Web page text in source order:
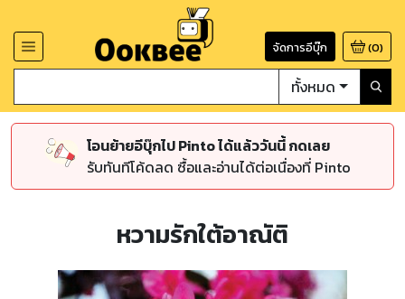
จัดการอีบุ๊ก (0)
ทั้งหมด
โอนย้ายอีบุ๊กไป Pinto ได้แล้ววันนี้ กดเลย
รับทันทีโค้ดลด ซื้อและอ่านได้ต่อเนื่องที่ Pinto
หวามรักใต้อาณัติ